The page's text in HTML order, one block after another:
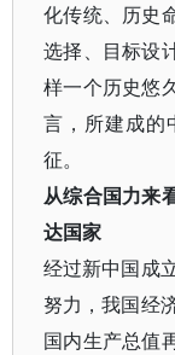
化传统、历史
选择、目标设
样一个历史悠
言，所建成的
征。
从综合国力来
达国家
经过新中国成
努力，我国经
国内生产总值